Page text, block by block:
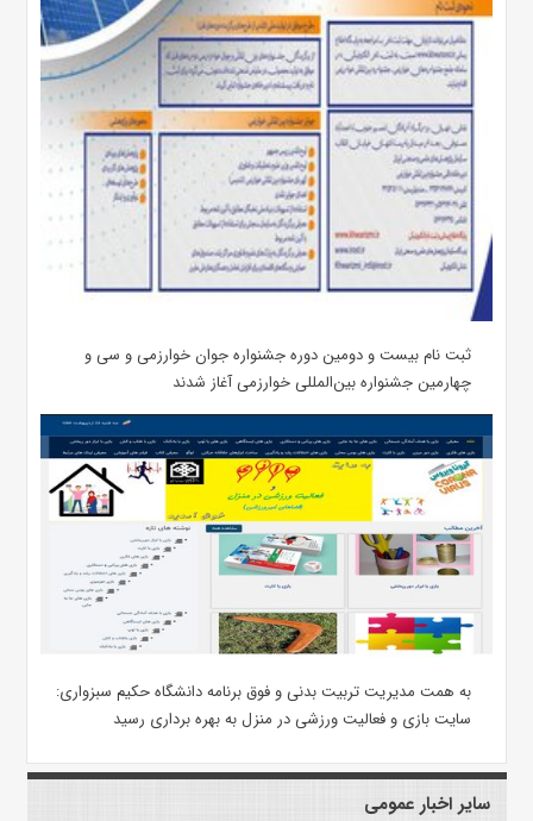
ثبت نام بیست و دومین دوره جشنواره جوان خوارزمی و سی‌ و
چهارمین جشنواره بین‌المللی خوارزمی آغاز شدند
به همت مدیریت تربیت بدنی و فوق برنامه دانشگاه حکیم سبزواری:
سایت بازی و فعالیت ورزشی در منزل به بهره برداری رسید
سایر اخبار عمومی